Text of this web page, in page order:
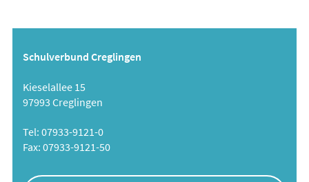
Schulverbund Creglingen
Kieselallee 15
97993 Creglingen
Tel: 07933-9121-0
Fax: 07933-9121-50